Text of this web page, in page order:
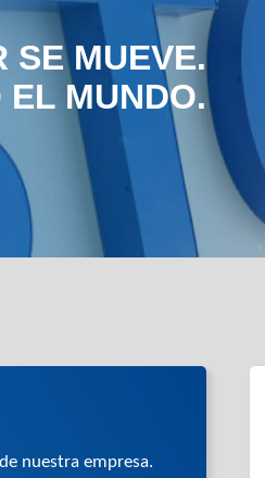
SE MUEVE.
EL MUNDO.
nuestra empresa.